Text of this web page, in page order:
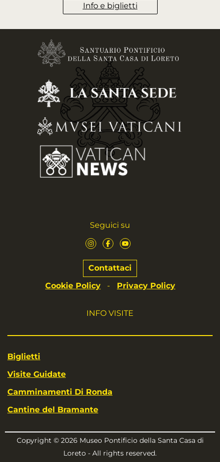
Info e biglietti
Seguici su
Contattaci
Cookie Policy
- Privacy Policy
INFO VISITE
Biglietti
Visite Guidate
Camminamenti Di Ronda
Cantine del Bramante
Copyright © 2026 Museo Pontificio della Santa Casa di
Loreto - All rights reserved.